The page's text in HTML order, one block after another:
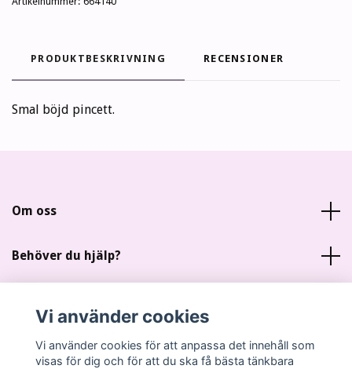
PRODUKTBESKRIVNING RECENSIONER
Smal böjd pincett.
Om oss
Behöver du hjälp?
Sociala medier
Vi använder cookies
Vi använder cookies för att anpassa det innehåll som
visas för dig och för att du ska få bästa tänkbara